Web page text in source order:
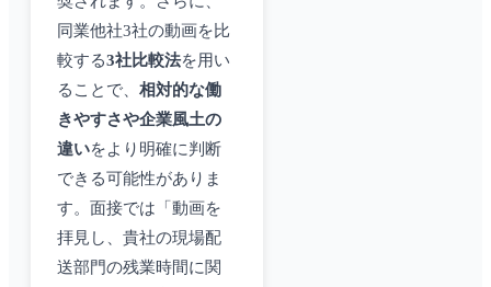
同業他社3社の動画を比
較する3社比較法を用い
ることで、 相対的な働
きやすさや企業風土の
違いをより明確に判断
できる可能性がありま
す。面接では「動画を
拝見し、貴社の現場配
送部門の残業時間に関